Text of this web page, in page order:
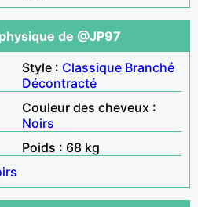
de @JP97
Style : Classique Branché
Décontracté
Couleur des cheveux :
Noirs
Poids : 68 kg